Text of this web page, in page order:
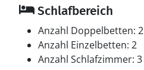
Schlafbereich
Anzahl Doppelbetten: 2
Anzahl Einzelbetten: 2
Anzahl Schlafzimmer: 3